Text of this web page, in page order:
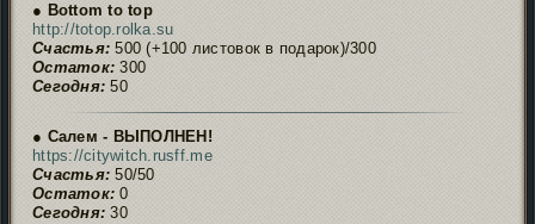
● Bottom to top
http://totop.rolka.su
Счастья: 500 (+100 листовок в подарок)/300
Остаток: 300
Сегодня: 50
● Салем - ВЫПОЛНЕН!
https://citywitch.rusff.me
Счастья: 50/50
Остаток: 0
Сегодня: 30